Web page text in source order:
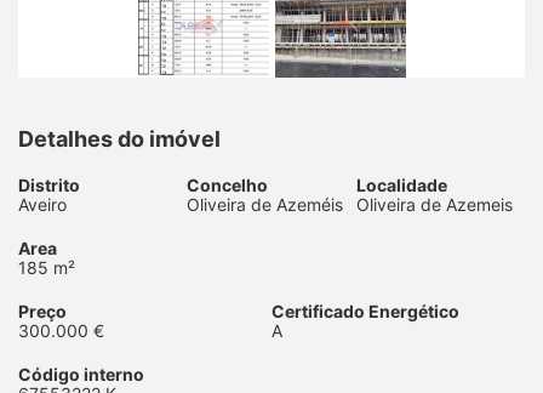
Detalhes do imóvel
Distrito
Aveiro
Concelho
Oliveira de Azeméis
Localidade
Oliveira de Azemeis
Area
185 m²
Preço
300.000 €
Certificado Energético
A
Código interno